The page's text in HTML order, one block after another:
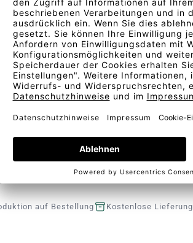
Alleskönner. Die Materialkombination
Leinen mit den funktionalen
Unis sind zurückhaltend und vielseitig
Darstellung der Stofffarben.
abweichen. Für eine exakte
auf Bestellung Kostenlose Lieferung